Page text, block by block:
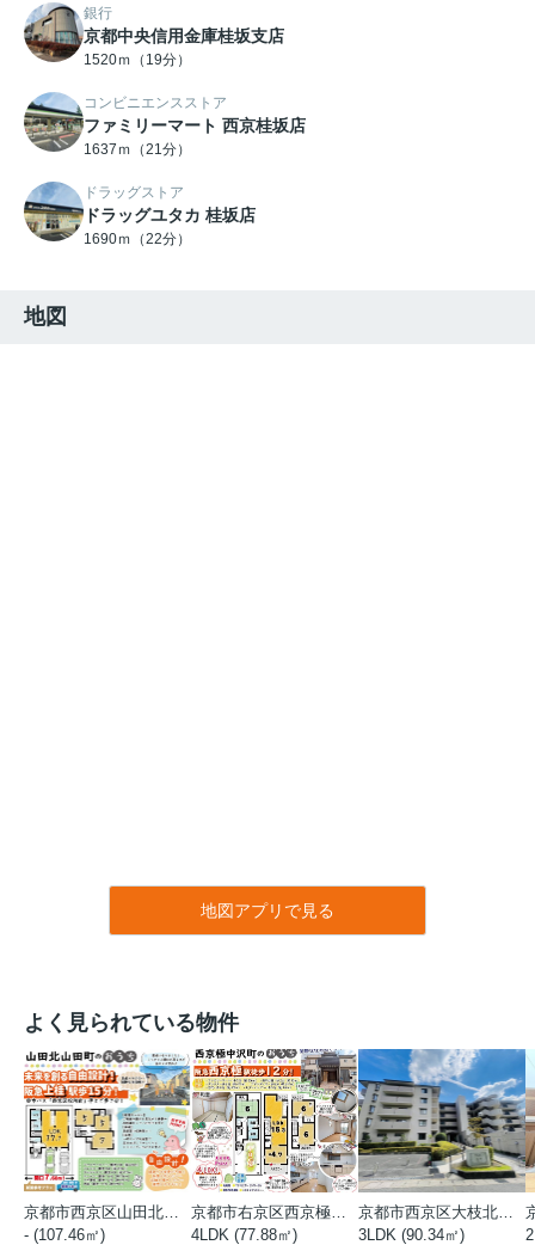
銀行
京都中央信用金庫桂坂支店
1520ｍ（19分）
コンビニエンスストア
ファミリーマート 西京桂坂店
1637ｍ（21分）
ドラッグストア
ドラッグユタカ 桂坂店
1690ｍ（22分）
地図
地図アプリで見る
よく見られている物件
- (107.46㎡)
4LDK (77.88㎡)
3LDK (90.34㎡)